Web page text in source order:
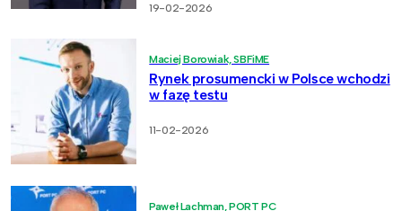
19-02-2026
Maciej Borowiak, SBFiME
Rynek prosumencki w Polsce wchodzi
w fazę testu
11-02-2026
Paweł Lachman, PORT PC